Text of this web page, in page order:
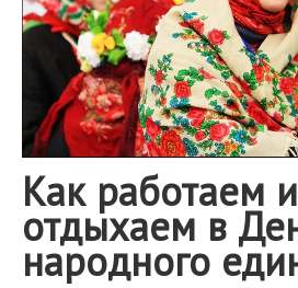
Как работаем и
отдыхаем в
народного